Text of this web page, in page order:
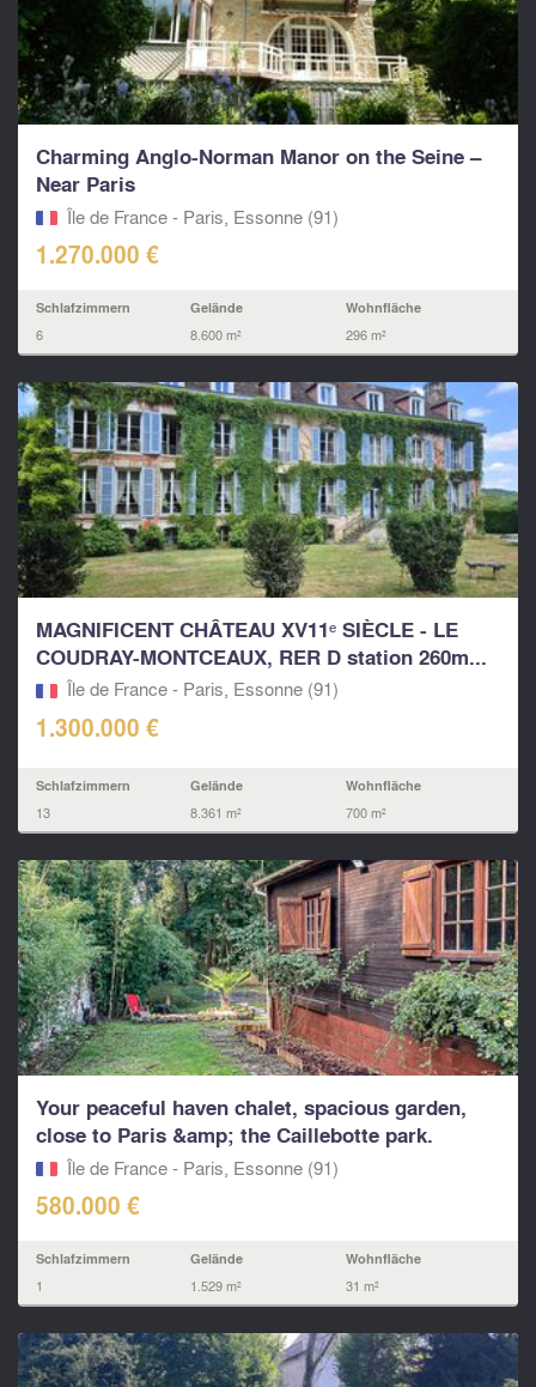
Charming Anglo-Norman Manor on the Seine –
Near Paris
Île de France - Paris, Essonne (91)
1.270.000 €
Schlafzimmern
6
Gelände
8.600 m²
Wohnfläche
296 m²
MAGNIFICENT CHÂTEAU XV11ᵉ SIÈCLE - LE
COUDRAY-MONTCEAUX, RER D station 260m...
Île de France - Paris, Essonne (91)
1.300.000 €
Schlafzimmern
13
Gelände
8.361 m²
Wohnfläche
700 m²
Your peaceful haven chalet, spacious garden,
close to Paris &amp; the Caillebotte park.
Île de France - Paris, Essonne (91)
580.000 €
Schlafzimmern
1
Gelände
1.529 m²
Wohnfläche
31 m²